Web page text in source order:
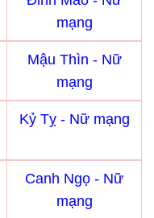
mạng
Mậu Thìn - Nữ
mạng
Kỷ Tỵ - Nữ mạng
Canh Ngọ - Nữ
mạng